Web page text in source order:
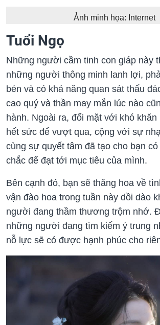
Ảnh minh họa: Internet
Tuổi Ngọ
Những người cầm tinh con giáp này
những người thông minh lanh lợi,
bén và có khả năng quan sát thấu
cao quý và thần may mắn lúc nào
hành. Ngoài ra, đối mặt với khó khăn
hết sức để vượt qua, cộng với sự
cùng sự quyết tâm đã tạo cho bạn
chắc để đạt tới mục tiêu của mình.
Bên cạnh đó, bạn sẽ thăng hoa về
vận đào hoa trong tuần này dồi dào
người đang thầm thương trộm nhớ.
những người đang tìm kiếm ý trung
nỗ lực sẽ có được hạnh phúc cho